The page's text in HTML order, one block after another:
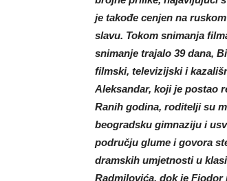
je takođe cenjen na
slavu. Tokom snimanja
snimanje trajalo 39 dana,
filmski, televizijski i
Aleksandar, koji je postao
Ranih godina, roditelji su
beogradsku gimnaziju i
području glume i govora
dramskih umjetnosti u
Radmilovića, dok je